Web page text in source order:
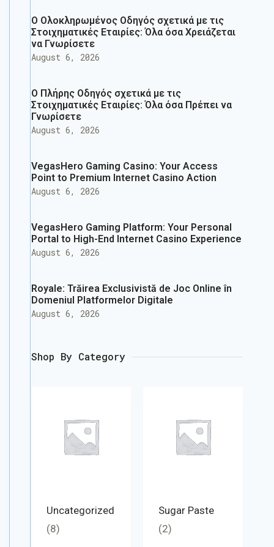
Ο Ολοκληρωμένος Οδηγός σχετικά με τις
Στοιχηματικές Εταιρίες: Όλα όσα Χρειάζεται
να Γνωρίσετε
August 6, 2026
Ο Πλήρης Οδηγός σχετικά με τις
Στοιχηματικές Εταιρίες: Όλα όσα Πρέπει να
Γνωρίσετε
August 6, 2026
VegasHero Gaming Casino: Your Access
Point to Premium Internet Casino Action
August 6, 2026
VegasHero Gaming Platform: Your Personal
Portal to High-End Internet Casino Experience
August 6, 2026
Royale: Trăirea Exclusivistă de Joc Online în
Domeniul Platformelor Digitale
August 6, 2026
Shop By Category
Uncategorized
(8)
Sugar Paste
(2)